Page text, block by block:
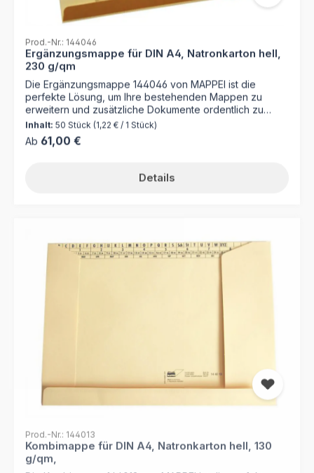
Prod.-Nr.: 144046
Ergänzungsmappe für DIN A4, Natronkarton hell,
230 g/qm
Die Ergänzungsmappe 144046 von MAPPEI ist die
perfekte Lösung, um Ihre bestehenden Mappen zu
erweitern und zusätzliche Dokumente ordentlich zu
archivieren. Hergestellt aus strapazierfähigem
Natronkarton mit 230 g/m² und ausgestattet mit
praktischen Funktionen, erleichtert sie die Organisation
Ablage mit der Ergänzungsmappe 144046 von MAPPEI!
Der Rückendeckel mit Einschlagklappen und die
oder neue Kategorien erstellen möchten – diese
Ergänzungsmappe bietet Ihnen die Flexibilität, die Sie
benötigen. Die alphanumerische Ordnungsleiste
erleichtert das schnelle Auffinden der Mappe in Ihrem
Archiv, während die Kapazität von 100 Blatt Papier
ausreichend Platz für Ihre Unterlagen bietet.
Kombinieren Sie die Ergänzungsmappe mit dem MAPPEI
Selbstklebereiter, um Ihre Dokumente noch effizienter
zu organisieren. Verlassen Sie sich auf die bewährte
Büroorganisation. Produktdetails: Hergestellt aus
strapazierfähigem Natronkarton (230 g/m²)
Rückendeckel mit Einschlagklappen für eine sichere
bestehender Mappen Alphanumerische Ordnungsleiste
zum schnellen Auffinden der Mappe Kapazität von 100
Blatt Papier Passend zur Aufbewahrung in der MAPPEI-
Inhalt: 50 Stück (1,22 € / 1 Stück)
Regulärer Preis:
Ab 61,00 €
Details
Prod.-Nr.: 144013
Kombimappe für DIN A4, Natronkarton hell, 130
g/qm,